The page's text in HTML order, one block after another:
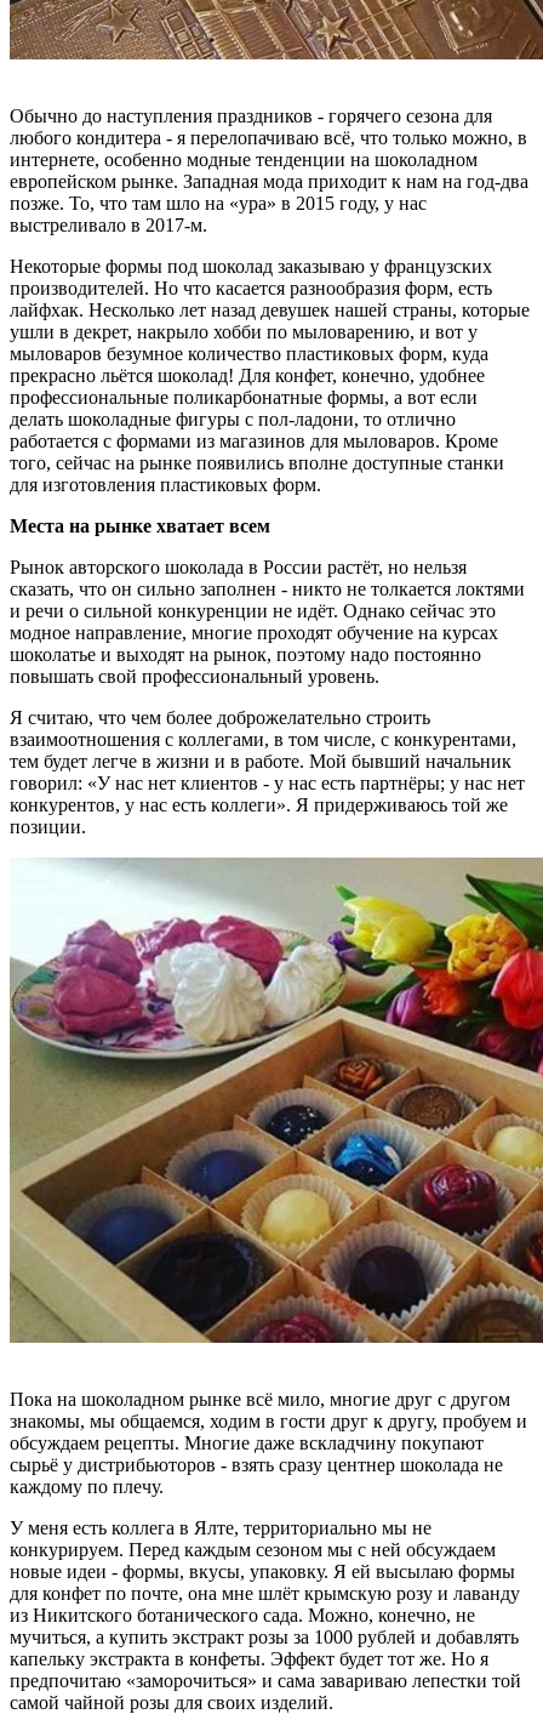
Обычно до наступления праздников - горячего сезона для
любого кондитера - я перелопачиваю всё, что только можно, в
интернете, особенно модные тенденции на шоколадном
европейском рынке. Западная мода приходит к нам на год-два
позже. То, что там шло на «ура» в 2015 году, у нас
выстреливало в 2017-м.
Некоторые формы под шоколад заказываю у французских
производителей. Но что касается разнообразия форм, есть
лайфхак. Несколько лет назад девушек нашей страны, которые
ушли в декрет, накрыло хобби по мыловарению, и вот у
мыловаров безумное количество пластиковых форм, куда
прекрасно льётся шоколад! Для конфет, конечно, удобнее
профессиональные поликарбонатные формы, а вот если
делать шоколадные фигуры с пол-ладони, то отлично
работается с формами из магазинов для мыловаров. Кроме
того, сейчас на рынке появились вполне доступные станки
для изготовления пластиковых форм.
Места на рынке хватает всем
Рынок авторского шоколада в России растёт, но нельзя
сказать, что он сильно заполнен - никто не толкается локтями
и речи о сильной конкуренции не идёт. Однако сейчас это
модное направление, многие проходят обучение на курсах
шоколатье и выходят на рынок, поэтому надо постоянно
повышать свой профессиональный уровень.
Я считаю, что чем более доброжелательно строить
взаимоотношения с коллегами, в том числе, с конкурентами,
тем будет легче в жизни и в работе. Мой бывший начальник
говорил: «У нас нет клиентов - у нас есть партнёры; у нас нет
конкурентов, у нас есть коллеги». Я придерживаюсь той же
позиции.
Пока на шоколадном рынке всё мило, многие друг с другом
знакомы, мы общаемся, ходим в гости друг к другу, пробуем и
обсуждаем рецепты. Многие даже вскладчину покупают
сырьё у дистрибьюторов - взять сразу центнер шоколада не
каждому по плечу.
У меня есть коллега в Ялте, территориально мы не
конкурируем. Перед каждым сезоном мы с ней обсуждаем
новые идеи - формы, вкусы, упаковку. Я ей высылаю формы
для конфет по почте, она мне шлёт крымскую розу и лаванду
из Никитского ботанического сада. Можно, конечно, не
мучиться, а купить экстракт розы за 1000 рублей и добавлять
капельку экстракта в конфеты. Эффект будет тот же. Но я
предпочитаю «заморочиться» и сама завариваю лепестки той
самой чайной розы для своих изделий.